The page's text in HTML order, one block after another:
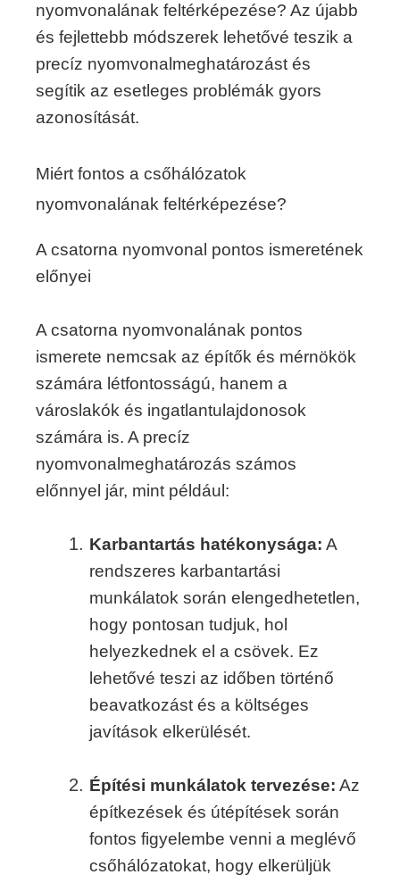
nyomvonalának feltérképezése? Az újabb
és fejlettebb módszerek lehetővé teszik a
precíz nyomvonalmeghatározást és
segítik az esetleges problémák gyors
azonosítását.
Miért fontos a csőhálózatok
nyomvonalának feltérképezése?
A csatorna nyomvonal pontos ismeretének
előnyei
A csatorna nyomvonalának pontos
ismerete nemcsak az építők és mérnökök
számára létfontosságú, hanem a
városlakók és ingatlantulajdonosok
számára is. A precíz
nyomvonalmeghatározás számos
előnnyel jár, mint például:
Karbantartás hatékonysága: A
rendszeres karbantartási
munkálatok során elengedhetetlen,
hogy pontosan tudjuk, hol
helyezkednek el a csövek. Ez
lehetővé teszi az időben történő
beavatkozást és a költséges
javítások elkerülését.
Építési munkálatok tervezése: Az
építkezések és útépítések során
fontos figyelembe venni a meglévő
csőhálózatokat, hogy elkerüljük